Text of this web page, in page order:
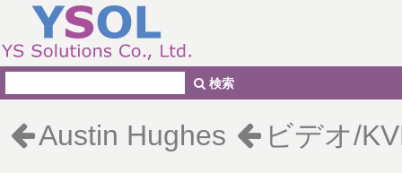
Austin Hughes ビデオ/
検索